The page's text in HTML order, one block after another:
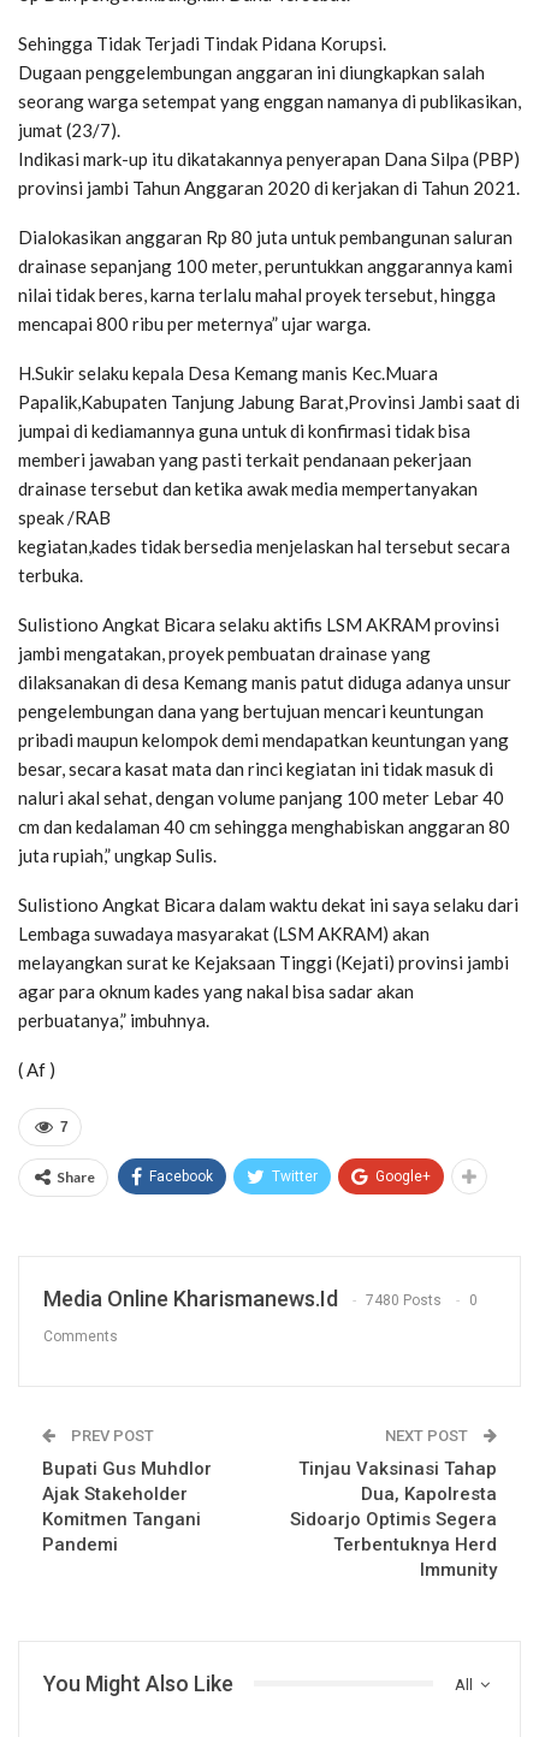
Sehingga Tidak Terjadi Tindak Pidana Korupsi.
Dugaan penggelembungan anggaran ini diungkapkan salah
seorang warga setempat yang enggan namanya di publikasikan,
jumat (23/7).
Indikasi mark-up itu dikatakannya penyerapan Dana Silpa (PBP)
provinsi jambi Tahun Anggaran 2020 di kerjakan di Tahun 2021.
Dialokasikan anggaran Rp 80 juta untuk pembangunan saluran
drainase sepanjang 100 meter, peruntukkan anggarannya kami
nilai tidak beres, karna terlalu mahal proyek tersebut, hingga
mencapai 800 ribu per meternya” ujar warga.
H.Sukir selaku kepala Desa Kemang manis Kec.Muara
Papalik,Kabupaten Tanjung Jabung Barat,Provinsi Jambi saat di
jumpai di kediamannya guna untuk di konfirmasi tidak bisa
memberi jawaban yang pasti terkait pendanaan pekerjaan
drainase tersebut dan ketika awak media mempertanyakan
speak /RAB
kegiatan,kades tidak bersedia menjelaskan hal tersebut secara
terbuka.
Sulistiono Angkat Bicara selaku aktifis LSM AKRAM provinsi
jambi mengatakan, proyek pembuatan drainase yang
dilaksanakan di desa Kemang manis patut diduga adanya unsur
pengelembungan dana yang bertujuan mencari keuntungan
pribadi maupun kelompok demi mendapatkan keuntungan yang
besar, secara kasat mata dan rinci kegiatan ini tidak masuk di
naluri akal sehat, dengan volume panjang 100 meter Lebar 40
cm dan kedalaman 40 cm sehingga menghabiskan anggaran 80
juta rupiah,” ungkap Sulis.
Sulistiono Angkat Bicara dalam waktu dekat ini saya selaku dari
Lembaga suwadaya masyarakat (LSM AKRAM) akan
melayangkan surat ke Kejaksaan Tinggi (Kejati) provinsi jambi
agar para oknum kades yang nakal bisa sadar akan
perbuatanya,” imbuhnya.
( Af )
7
Share Facebook Twitter Google+
Media Online Kharismanews.id 7480 Posts 0
Comments
PREV POST
Bupati Gus Muhdlor
Ajak Stakeholder
Komitmen Tangani
Pandemi
NEXT POST
Tinjau Vaksinasi Tahap
Dua, Kapolresta
Sidoarjo Optimis Segera
Terbentuknya Herd
Immunity
All
You Might Also Like